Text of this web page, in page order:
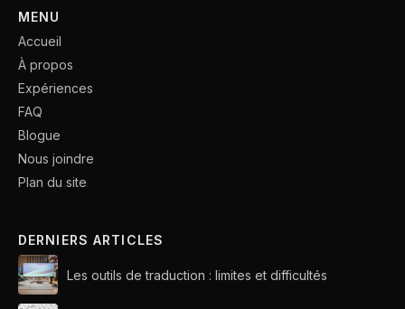
MENU
Accueil
À propos
Expériences
FAQ
Blogue
Nous joindre
Plan du site
DERNIERS ARTICLES
Les outils de traduction : limites et difficultés